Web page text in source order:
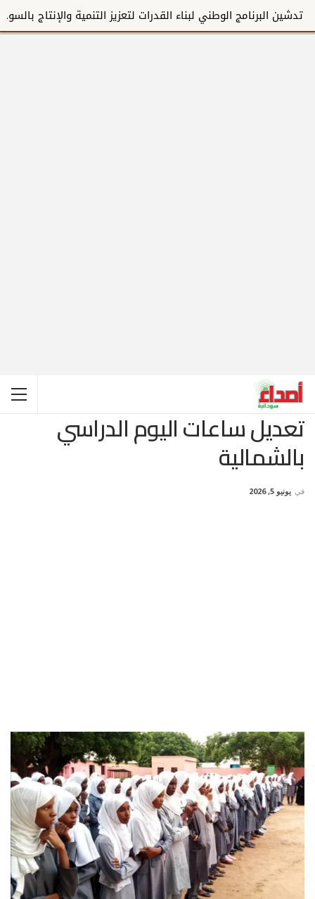
تدشين البرنامج الوطني لبناء القدرات لتعزيز التنمية والإنتاج بالسودان
تعديل ساعات اليوم الدراسي
بالشمالية
في يونيو 5, 2026